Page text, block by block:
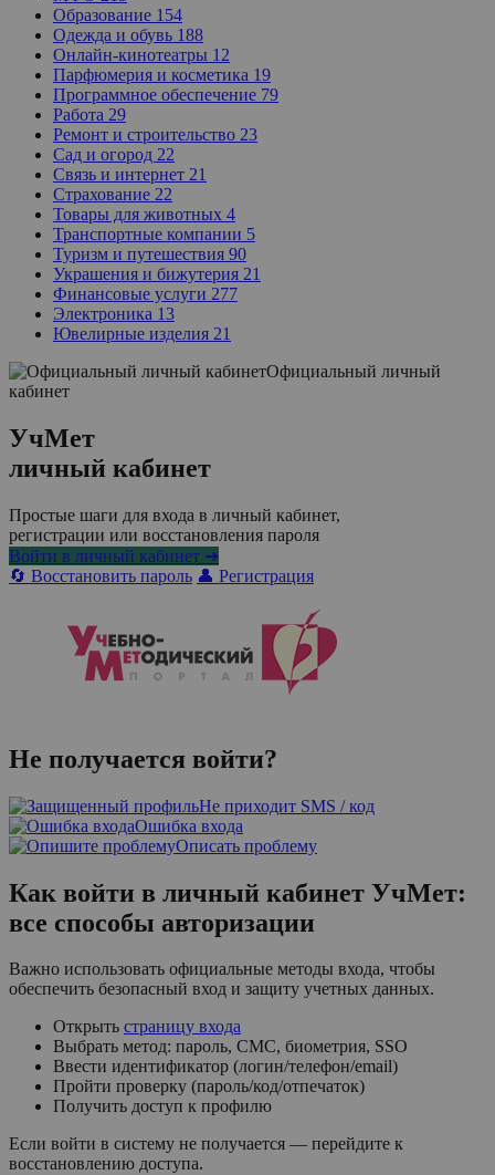
Образование 154
Одежда и обувь 188
Онлайн-кинотеатры 12
Парфюмерия и косметика 19
Программное обеспечение 79
Работа 29
Ремонт и строительство 23
Сад и огород 22
Связь и интернет 21
Страхование 22
Товары для животных 4
Транспортные компании 5
Туризм и путешествия 90
Украшения и бижутерия 21
Финансовые услуги 277
Электроника 13
Ювелирные изделия 21
Официальный личный
кабинет
УчМет
личный кабинет
Простые шаги для входа в личный кабинет,
регистрации или восстановления пароля
Войти в личный кабинет ➜
🔄 Восстановить пароль 👤 Регистрация
Не получается войти?
Не приходит SMS / код
Ошибка входа
Описать проблему
Как войти в личный кабинет УчМет:
все способы авторизации
Важно использовать официальные методы входа, чтобы
обеспечить безопасный вход и защиту учетных данных.
Открыть страницу входа
Выбрать метод: пароль, СМС, биометрия, SSO
Ввести идентификатор (логин/телефон/email)
Пройти проверку (пароль/код/отпечаток)
Получить доступ к профилю
Если войти в систему не получается — перейдите к
восстановлению доступа.